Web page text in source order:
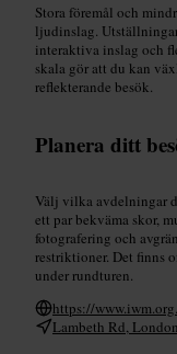
Stora föremål och
ljudinslag.
interaktiva inslag och
skala gör att du kan
reflekterande besök.
Planera ditt
Välj vilka avdelningar
ett par bekväma skor,
fotografering och
restriktioner. Det finns
under rundturen.
https://
Lambeth Rd,